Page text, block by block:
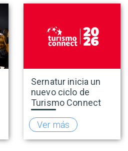
Sernatur inicia un
nuevo ciclo de
Turismo Connect
para fortalecer la
inteligencia de
mercado de la
industria turística
Ver más